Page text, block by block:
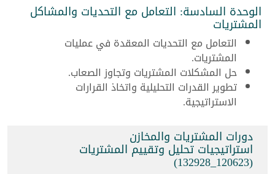
الوحدة السادسة: التعامل مع التحديات والمشاكل
المشتريات
التعامل مع التحديات المعقدة في عمليات
المشتريات.
حل المشكلات المشتريات وتجاوز الصعاب.
تطوير القدرات التحليلية واتخاذ القرارات
الاستراتيجية.
دورات المشتريات والمخازن
استراتيجيات تحليل وتقييم المشتريات
(120623_132928)